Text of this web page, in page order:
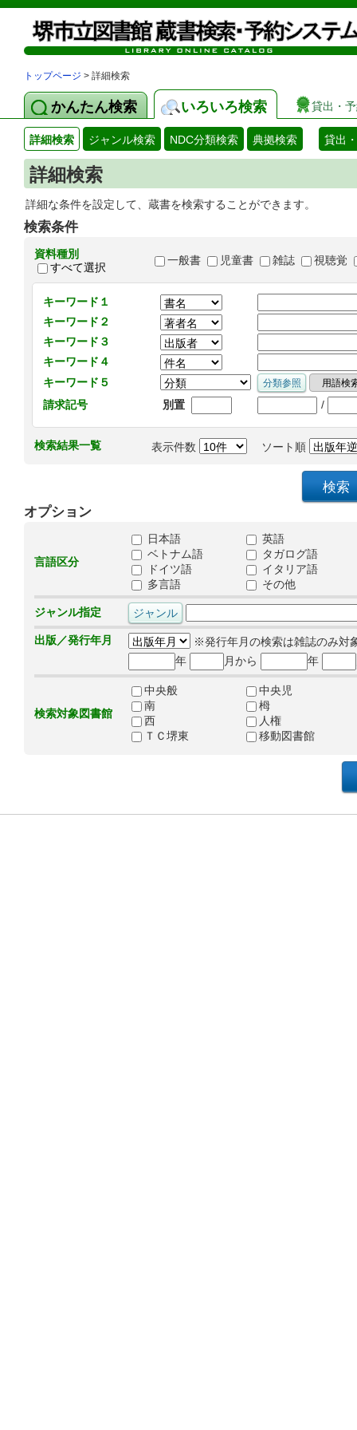
トップページ > 詳細検索
かんたん検索 いろいろ検索 貸出・
詳細検索 ジャンル検索 NDC分類検索 典拠検索 貸出
詳細検索
詳細な条件を設定して、蔵書を検索することができます。
検索条件
資料種別
すべて選択
一般書 児童書 雑誌 視聴覚
キーワード１
キーワード２
キーワード３
キーワード４
キーワード５
請求記号
別置 /
検索結果一覧 表示件数 ソート順
オプション
言語区分
日本語
英語
ベトナム語
タガログ語
ドイツ語
イタリア語
多言語
その他
ジャンル指定
出版／発行年月
※発行年月の検索は雑誌のみ対
年
月から 年
検索対象図書館
中央般
中央児
南
栂
西
人権
ＴＣ堺東
移動図書館